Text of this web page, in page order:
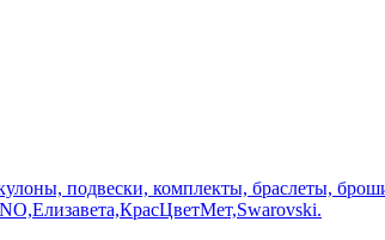
подвески, комплекты, браслеты,